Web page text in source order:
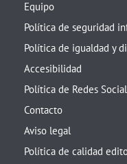
Equipo
Política de seguridad
Política de igualdad y
Accesibilidad
Política de Redes
Contacto
Aviso legal
Política de calidad